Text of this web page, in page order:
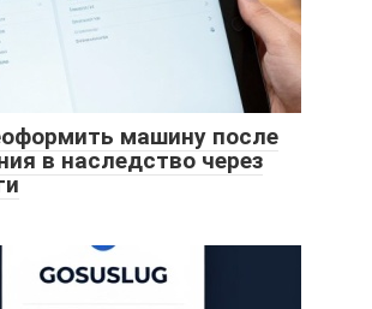
машину после
в наследство через